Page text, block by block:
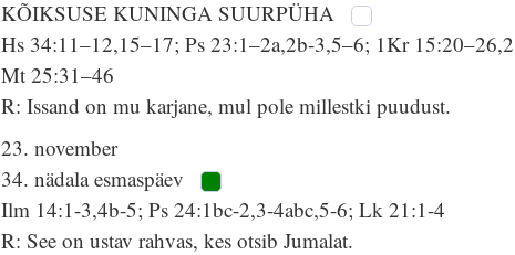
KÕIKSUSE KUNINGA SUURPÜHA
Hs 34:11–12,15–17; Ps 23:1–2a,2b-3,5–6; 1Kr
Mt 25:31–46
R: Issand on mu karjane, mul pole millestki puudust.
23. november
34. nädala esmaspäev
Ilm 14:1-3,4b-5; Ps 24:1bc-2,3-4abc,5-6; Lk 21:1-4
R: See on ustav rahvas, kes otsib Jumalat.